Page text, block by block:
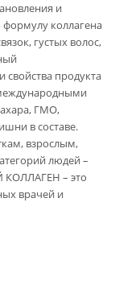
и
коллагена
густых волос,
свойства продукта
ГМО,
в составе.
взрослым,
людей –
– это
врачей и